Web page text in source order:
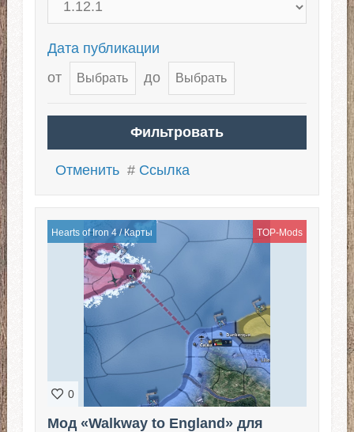
Дата публикации
от
до
Отменить # Ссылка
Hearts of Iron 4/ Карты TOP-Mods
0
Мод «Walkway to England» для